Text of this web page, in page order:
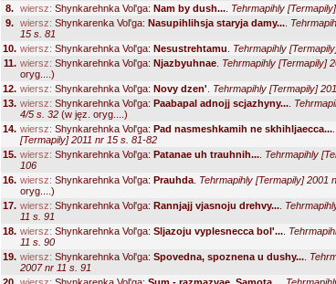
8. wiersz: Shynkarehnka Vol'ga: Nam by dush... Tehrmapihly
9. wiersz: Shynkarenka Vol'ga: Nasupihlihsja staryja damy...
15 s. 81
10. wiersz: Shynkarehnka Vol'ga: Nesustrehtamu Tehrmapihly
11. wiersz: Shynkarehnka Vol'ga: Njazbyuhnae Tehrmapihly [Termapily]
oryg....)
12. wiersz: Shynkarehnka Vol'ga: Novy dzen' Tehrmapihly [Termapily]
13. wiersz: Shynkarehnka Vol'ga: Paabapal adnojj scjazhyny...
4/5 s. 32 (w jęz. oryg....)
14. wiersz: Shynkarehnka Vol'ga: Pad nasmeshkamih ne skhihljaecca...
[Termapily] 2011 nr 15 s. 81-82
15. wiersz: Shynkarehnka Vol'ga: Patanae uh trauhnih... Tehrmapihly
106
16. wiersz: Shynkarehnka Vol'ga: Prauhda Tehrmapihly [Termapily] 2001
oryg....)
17. wiersz: Shynkarehnka Vol'ga: Rannjajj vjasnoju drehvy...
11 s. 91
18. wiersz: Shynkarehnka Vol'ga: Sljazoju vyplesnecca bol'...
11 s. 90
19. wiersz: Shynkarehnka Vol'ga: Spovedna, spoznena u dushy...
2007 nr 11 s. 91